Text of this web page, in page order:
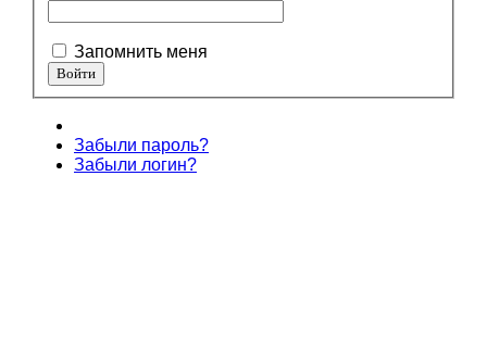
Запомнить меня
Забыли пароль?
Забыли логин?